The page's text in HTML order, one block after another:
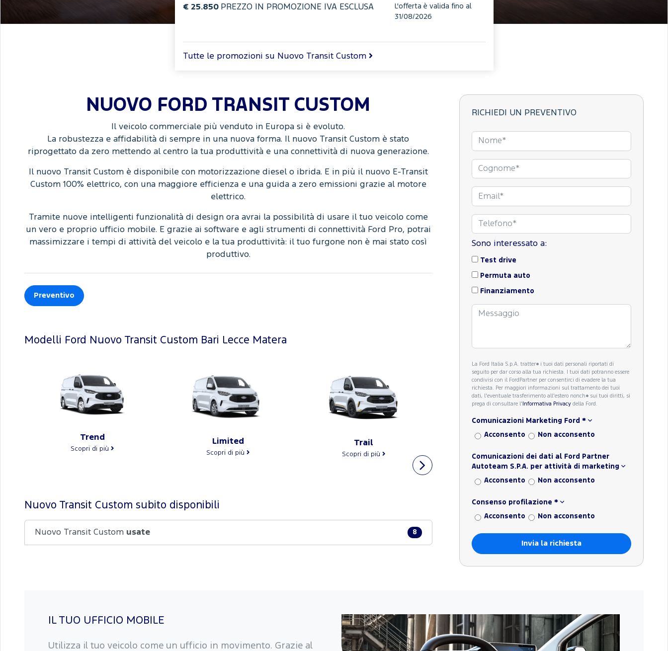
€ 25.850PREZZO IN PROMOZIONE IVA ESCLUSA
L'offerta è valida fino al
31/08/2026
Tutte le promozioni su Nuovo Transit Custom
NUOVO FORD TRANSIT CUSTOM
Il veicolo commerciale più venduto in Europa si è evoluto.
La robustezza e affidabilità di sempre in una nuova forma. Il nuovo Transit Custom è stato
riprogettato da zero mettendo al centro la tua produttività e una connettività di nuova generazione.
Il nuovo Transit Custom è disponibile con motorizzazione diesel o ibrida. E in più il nuovo E-Transit
Custom 100% elettrico, con una maggiore efficienza e una guida a zero emissioni grazie al motore
elettrico.
Tramite nuove intelligenti funzionalità di design ora avrai la possibilità di usare il tuo veicolo come
un vero e proprio ufficio mobile. E grazie ai software e agli strumenti di connettività Ford Pro, potrai
massimizzare i tempi di attività del veicolo e la tua produttività: il tuo furgone non è mai stato così
produttivo.
Preventivo
Modelli Ford Nuovo Transit Custom Bari Lecce Matera
Trend
Scopri di più
Limited
Scopri di più
Trail
Scopri di più
Sport
Nuovo Transit Custom subito disponibili
Nuovo Transit Custom usate 8
RICHIEDI UN PREVENTIVO
Sono interessato a:
Test drive
Permuta auto
Finanziamento
La Ford Italia S.p.A. tratter� i tuoi dati personali riportati di
seguito per dar corso alla tua richiesta. I tuoi dati potranno essere
condivisi con il FordPartner per consentirci di evadere la tua
richiesta. Per maggiori informazioni sul trattamento dei tuoi
dati, l'eventuale trasferimento all'estero nonch� sui tuoi diritti, si
prega di consultare l' Informativa Privacydella Ford.
Comunicazioni Marketing Ford *
Acconsento Non acconsento
Comunicazioni dei dati al Ford Partner
Autoteam S.P.A. per attività di marketing
Acconsento Non acconsento
Consenso profilazione *
Acconsento Non acconsento
IL TUO UFFICIO MOBILE
Utilizza il tuo veicolo come un ufficio in movimento. Grazie al